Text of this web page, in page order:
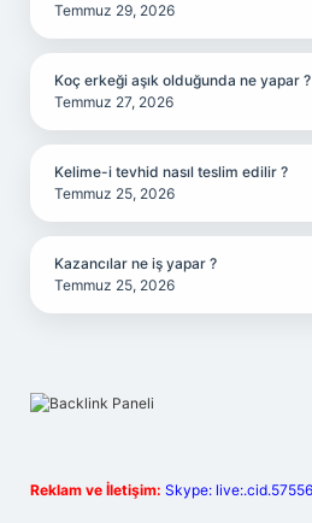
Temmuz 29, 2026
Koç erkeği aşık olduğunda ne yapar ?
Temmuz 27, 2026
Kelime-i tevhid nasıl teslim edilir ?
Temmuz 25, 2026
Kazancılar ne iş yapar ?
Temmuz 25, 2026
Reklam ve İletişim: Skype: